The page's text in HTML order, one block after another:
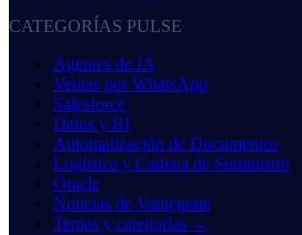
CATEGORÍAS PULSE
Agentes de IA
Ventas por WhatsApp
Salesforce
Datos y BI
Automatización de Documentos
Logística y Cadena de Suministro
Oracle
Noticias de Vantegrate
Temas y categorías →